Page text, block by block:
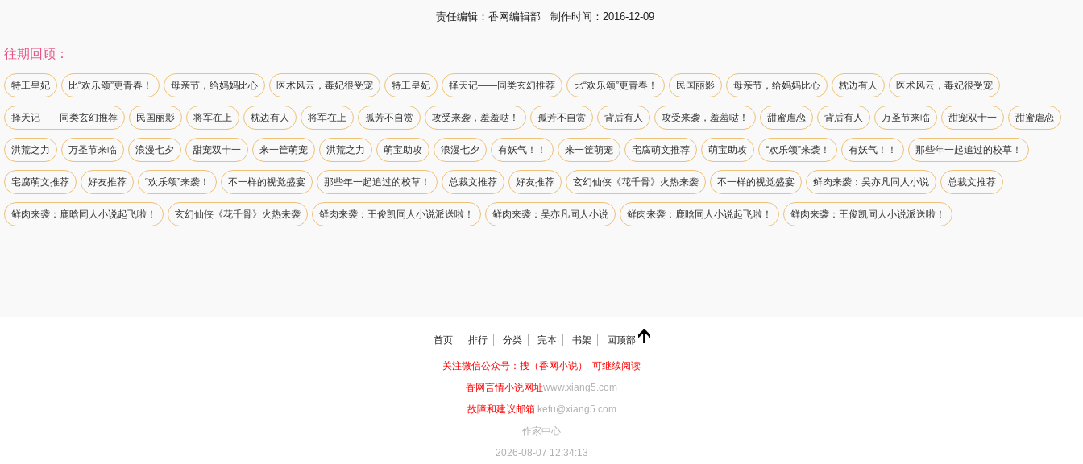
责任编辑：香网编辑部 制作时间：2016-12-09
往期回顾：
特工皇妃 比“欢乐颂”更青春！ 母亲节，给妈妈比心 医术风云，毒妃很受宠 特工皇妃 择天记——同类玄幻推荐 比“欢乐颂”更青春！ 民国丽影 母亲节，给妈妈比心 枕边有人 医术风云，毒妃很受宠
择天记——同类玄幻推荐 民国丽影 将军在上 枕边有人 将军在上 孤芳不自赏 攻受来袭，羞羞哒！ 孤芳不自赏 背后有人 攻受来袭，羞羞哒！ 甜蜜虐恋 背后有人 万圣节来临 甜宠双十一 甜蜜虐恋
洪荒之力 万圣节来临 浪漫七夕 甜宠双十一 来一筐萌宠 洪荒之力 萌宝助攻 浪漫七夕 有妖气！！ 来一筐萌宠 宅腐萌文推荐 萌宝助攻 “欢乐颂”来袭！ 有妖气！！ 那些年一起追过的校草！
宅腐萌文推荐 好友推荐 “欢乐颂”来袭！ 不一样的视觉盛宴 那些年一起追过的校草！ 总裁文推荐 好友推荐 玄幻仙侠《花千骨》火热来袭 不一样的视觉盛宴 鲜肉来袭：吴亦凡同人小说 总裁文推荐
鲜肉来袭：鹿晗同人小说起飞啦！ 玄幻仙侠《花千骨》火热来袭 鲜肉来袭：王俊凯同人小说派送啦！ 鲜肉来袭：吴亦凡同人小说 鲜肉来袭：鹿晗同人小说起飞啦！ 鲜肉来袭：王俊凯同人小说派送啦！
首页 排行 分类 完本 书架 回顶部
关注微信公众号：搜（香网小说） 可继续阅读
香网言情小说网址www.xiang5.com
故障和建议邮箱kefu@xiang5.com
作家中心
2026-08-07 12:34:13